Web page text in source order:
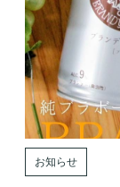
お知らせ